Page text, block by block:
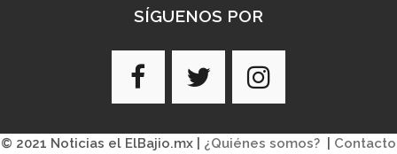
SÍGUENOS POR
© 2021 Noticias el ElBajio.mx | ¿Quiénes somos? Contacto